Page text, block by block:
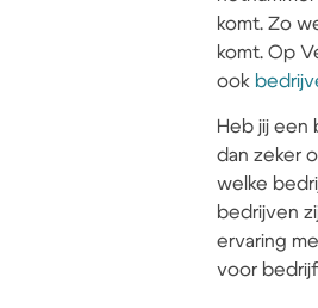
komt. Zo
komt. Op
ook
Heb jij een
dan zeker
welke
bedrijven
ervaring
voor